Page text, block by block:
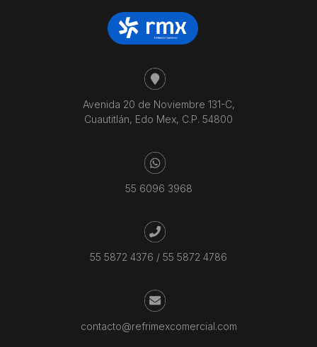
Avenida 20 de Noviembre 131-C,
Cuautitlán, Edo Mex, C.P. 54800
55 6096 3968
55 5872 4376 / 55 5872 4786
contacto@refrimexcomercial.com